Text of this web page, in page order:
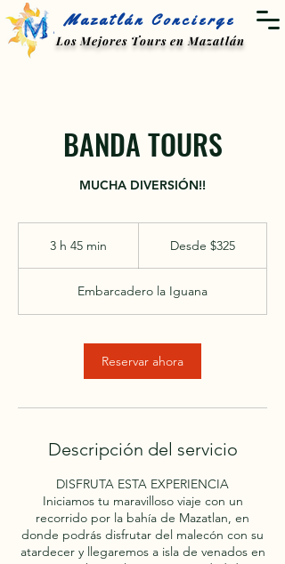
Los Mejores Tours en Mazatlán
Mazatlán Concierge
BANDA TOURS
MUCHA DIVERSIÓN!!
3 h 45 min
4
5
m
i
n
Desde $325
Embarcadero la Iguana
Reservar ahora
Descripción del servicio
DISFRUTA ESTA EXPERIENCIA
Iniciamos tu maravilloso viaje con un
recorrido por la bahía de Mazatlan, en
donde podrás disfrutar del malecón con su
atardecer y llegaremos a isla de venados en